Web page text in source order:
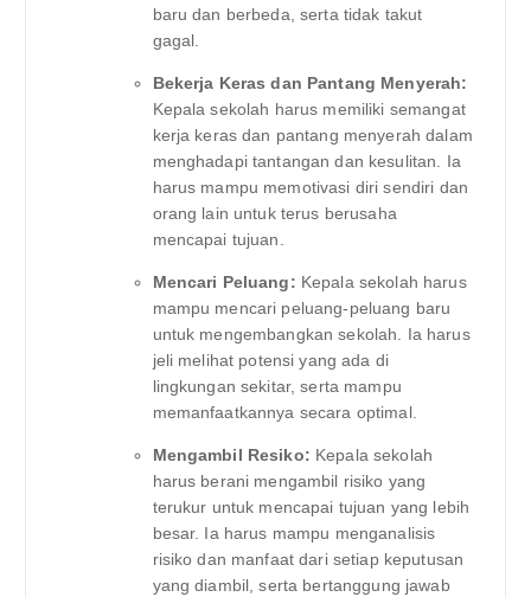
baru dan berbeda, serta tidak takut
gagal.
Bekerja Keras dan Pantang Menyerah:
Kepala sekolah harus memiliki semangat
kerja keras dan pantang menyerah dalam
menghadapi tantangan dan kesulitan. Ia
harus mampu memotivasi diri sendiri dan
orang lain untuk terus berusaha
mencapai tujuan.
Mencari Peluang: Kepala sekolah harus
mampu mencari peluang-peluang baru
untuk mengembangkan sekolah. Ia harus
jeli melihat potensi yang ada di
lingkungan sekitar, serta mampu
memanfaatkannya secara optimal.
Mengambil Resiko: Kepala sekolah
harus berani mengambil risiko yang
terukur untuk mencapai tujuan yang lebih
besar. Ia harus mampu menganalisis
risiko dan manfaat dari setiap keputusan
yang diambil, serta bertanggung jawab